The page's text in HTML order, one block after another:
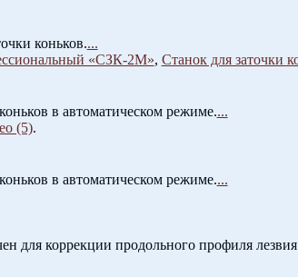
коньков....
«СЗК-2М», Станок для заточки
в автоматическом режиме....
(5).
в автоматическом режиме....
для коррекции продольного профиля